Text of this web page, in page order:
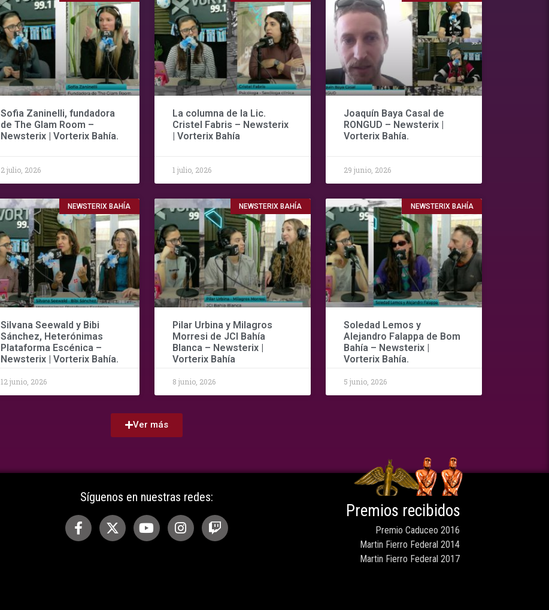
Sofia Zaninelli, fundadora
de The Glam Room –
Newsterix | Vorterix Bahía.
2 julio, 2026
La columna de la Lic.
Cristel Fabris – Newsterix
| Vorterix Bahía
1 julio, 2026
Joaquín Baya Casal de
RONGUD – Newsterix |
Vorterix Bahía.
29 junio, 2026
NEWSTERIX BAHÍA
Silvana Seewald y Bibi
Sánchez, Heterónimas
Plataforma Escénica –
Newsterix | Vorterix Bahía.
12 junio, 2026
NEWSTERIX BAHÍA
Pilar Urbina y Milagros
Morresi de JCI Bahía
Blanca – Newsterix |
Vorterix Bahía
8 junio, 2026
NEWSTERIX BAHÍA
Soledad Lemos y
Alejandro Falappa de Bom
Bahía – Newsterix |
Vorterix Bahía.
5 junio, 2026
Ver más
Síguenos en nuestras redes:
Premios recibidos
Premio Caduceo 2016
Martin Fierro Federal 2014
Martin Fierro Federal 2017